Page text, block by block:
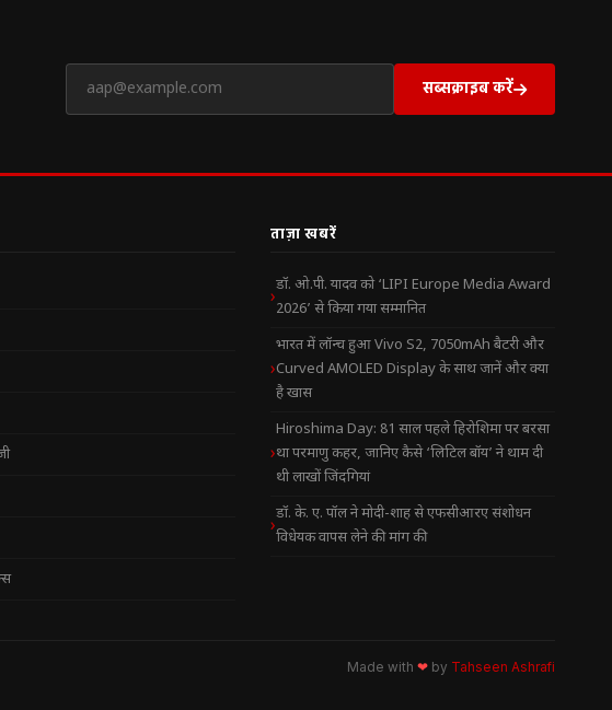
सब्सक्राइब करें
ताज़ा खबरें
डॉ. ओ.पी. यादव को ‘LIPI Europe Media Award
2026’ से किया गया सम्मानित
भारत में लॉन्च हुआ Vivo S2, 7050mAh बैटरी और
Curved AMOLED Display के साथ जानें और क्या
है खास
Hiroshima Day: 81 साल पहले हिरोशिमा पर बरसा
था परमाणु कहर, जानिए कैसे ‘लिटिल बॉय’ ने थाम दी
थी लाखों जिंदगियां
डॉ. के. ए. पॉल ने मोदी-शाह से एफसीआरए संशोधन
विधेयक वापस लेने की मांग की
Made with ❤ by Tahseen Ashrafi